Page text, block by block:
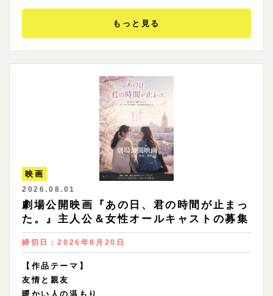
もっと見る
映画
2026.08.01
劇場公開映画『あの日、君の時間が止まっ
た。』主人公＆女性オールキャストの募集
締切日：2026年8月20日
【作品テーマ】
友情と親友
暖かい人の温もり